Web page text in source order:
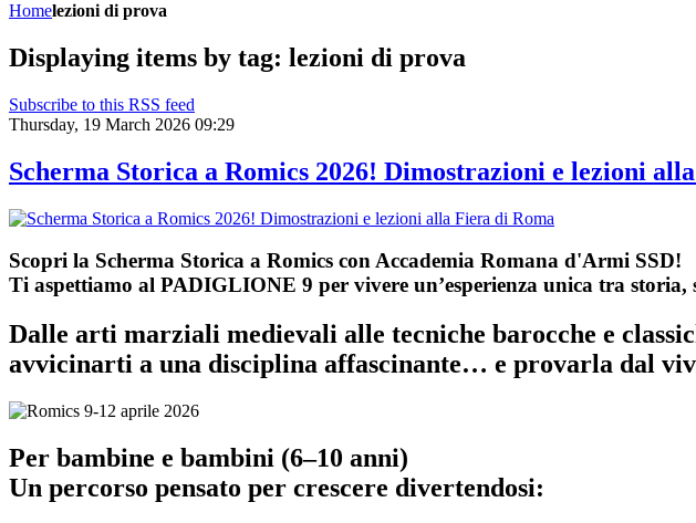
Homelezioni di prova
Displaying items by tag: lezioni di prova
Subscribe to this RSS feed
Thursday, 19 March 2026 09:29
Scherma Storica a Romics 2026! Dimostrazioni e lezioni
Scopri la Scherma Storica a Romics con Accademia Romana d'Armi SSD!
Ti aspettiamo al PADIGLIONE 9 per vivere un’esperienza unica tra storia,
Dalle arti marziali medievali alle tecniche barocche e
avvicinarti a una disciplina affascinante… e provarla dal
Per bambine e bambini (6–10 anni)
Un percorso pensato per crescere divertendosi: